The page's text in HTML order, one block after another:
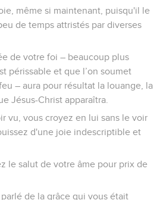
même si maintenant, puisqu'il le
de temps attristés par diverses
de votre foi – beaucoup plus
périssable et que l’on soumet
– aura pour résultat la louange, la
Jésus-Christ apparaîtra.
vu, vous croyez en lui sans le voir
d'une joie indescriptible et
le salut de votre âme pour prix de
de la grâce qui vous était